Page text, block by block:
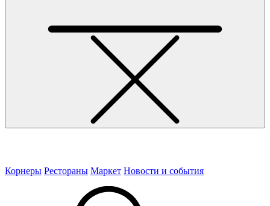
Корнеры Рестораны Маркет Новости и события